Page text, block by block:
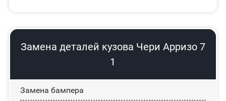
Замена деталей кузова Чери Арризо 7
1
Замена бампера